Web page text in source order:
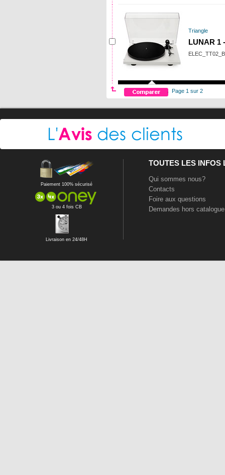
Triangle
LUNAR 1
Page 1 sur 2
Paiement 100% sécurisé
3 ou 4 fois CB
Livraison en 24/48H
TOUTES LES INFOS
Qui sommes nous?
Contacts
Foire aux questions
Demandes hors catalogue